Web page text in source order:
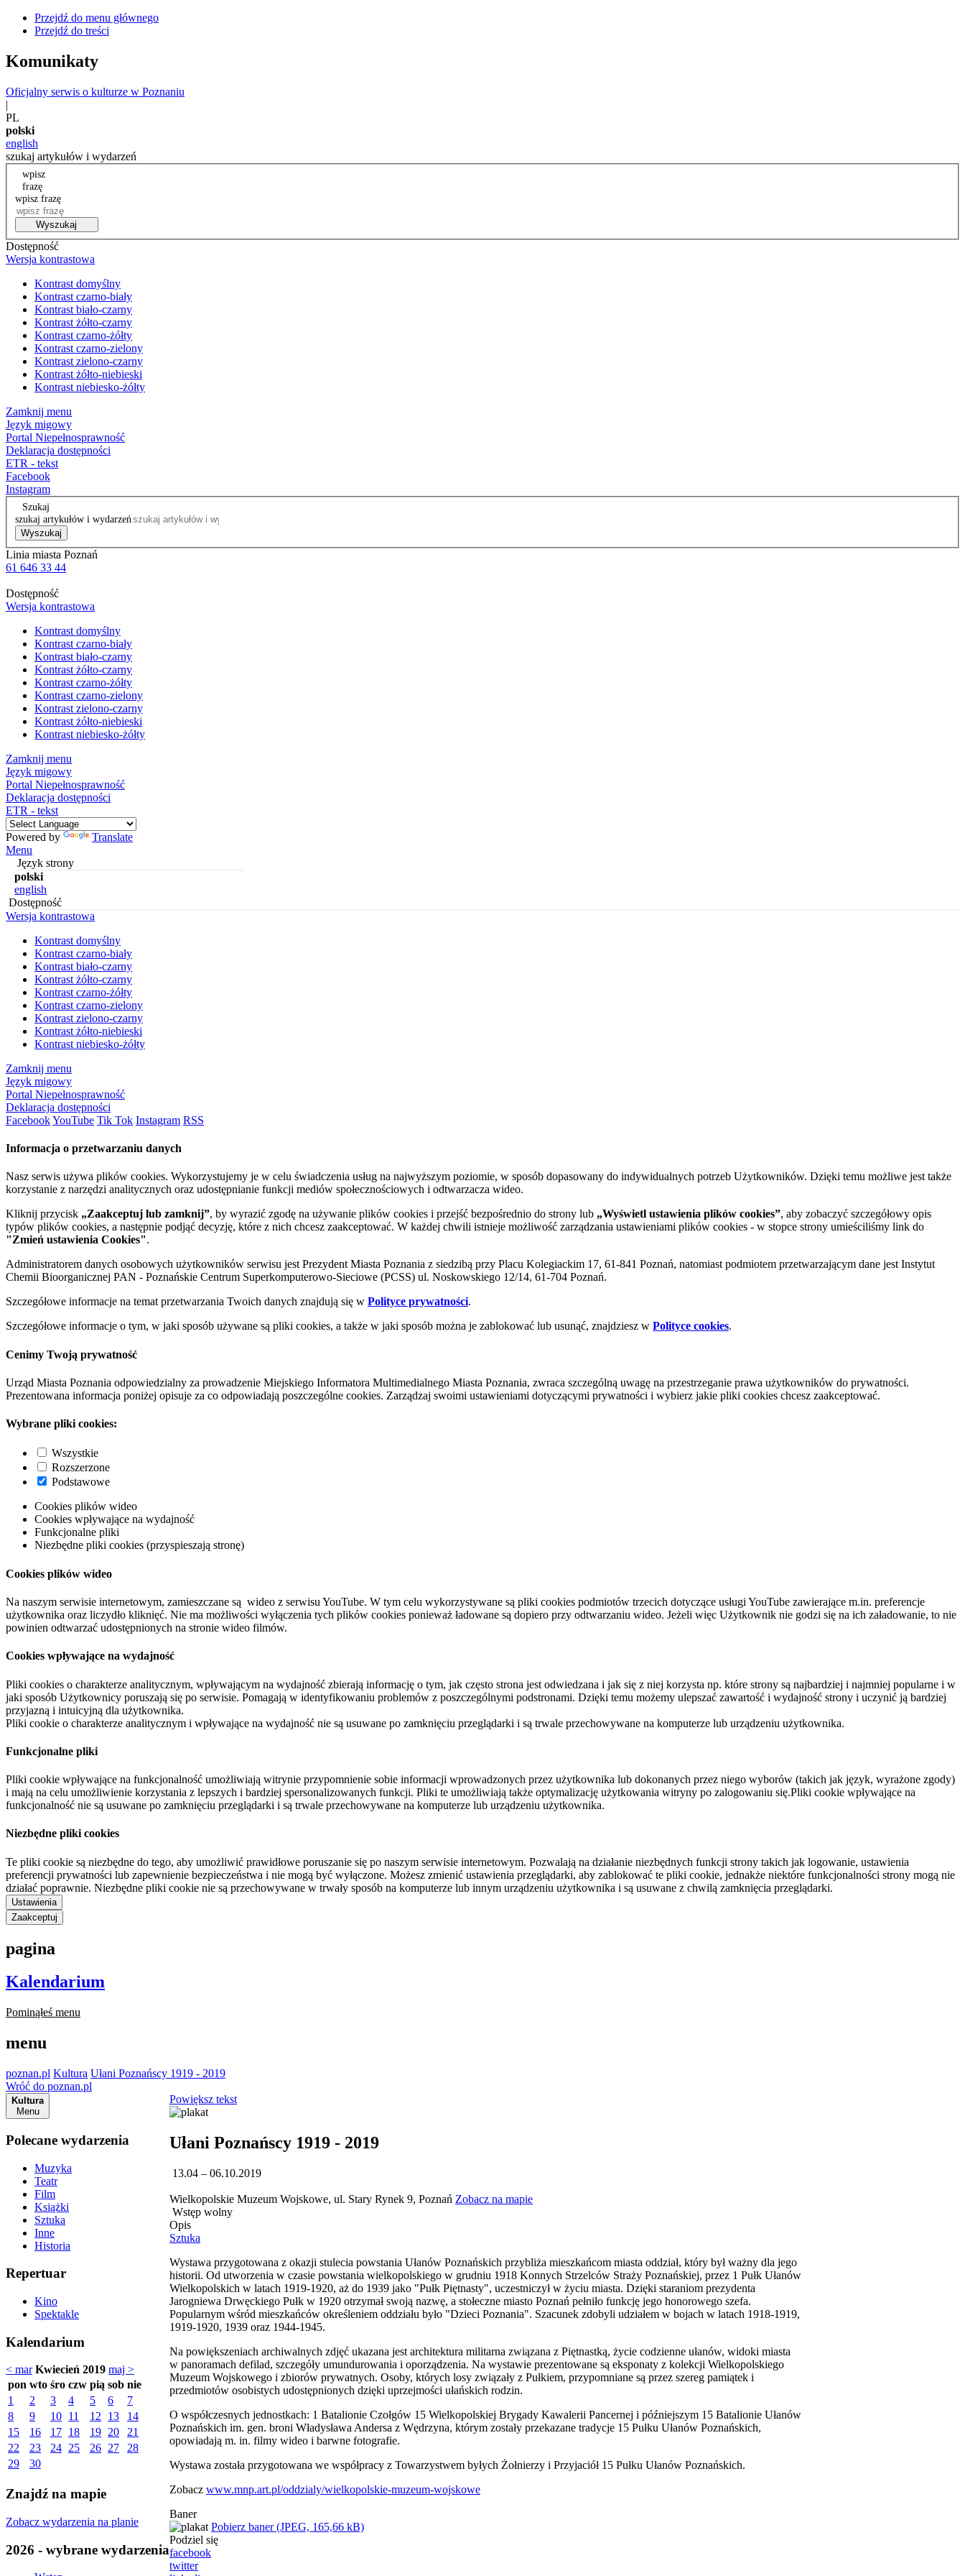
Przejdź do menu głównego
Przejdź do treści
Komunikaty
Oficjalny serwis o kulturze w Poznaniu
|
PL
polski
english
szukaj artykułów i wydarzeń
wpisz
frazę
wpisz frazę
Wyszukaj
Dostępność
Wersja kontrastowa
Kontrast domyślny
Kontrast czarno-biały
Kontrast biało-czarny
Kontrast żółto-czarny
Kontrast czarno-żółty
Kontrast czarno-zielony
Kontrast zielono-czarny
Kontrast żółto-niebieski
Kontrast niebiesko-żółty
Zamknij menu
Język migowy
Portal Niepełnosprawność
Deklaracja dostępności
ETR - tekst
Facebook
Instagram
Szukaj
szukaj artykułów i wydarzeń
Wyszukaj
Linia miasta Poznań
61 646 33 44
Dostępność
Wersja kontrastowa
Kontrast domyślny
Kontrast czarno-biały
Kontrast biało-czarny
Kontrast żółto-czarny
Kontrast czarno-żółty
Kontrast czarno-zielony
Kontrast zielono-czarny
Kontrast żółto-niebieski
Kontrast niebiesko-żółty
Zamknij menu
Język migowy
Portal Niepełnosprawność
Deklaracja dostępności
ETR - tekst
Powered by
Translate
Menu
Język strony
polski
english
Dostępność
Wersja kontrastowa
Kontrast domyślny
Kontrast czarno-biały
Kontrast biało-czarny
Kontrast żółto-czarny
Kontrast czarno-żółty
Kontrast czarno-zielony
Kontrast zielono-czarny
Kontrast żółto-niebieski
Kontrast niebiesko-żółty
Zamknij menu
Język migowy
Portal Niepełnosprawność
Deklaracja dostępności
FacebookYouTube Tik Tok Instagram RSS
Informacja o przetwarzaniu danych
Nasz serwis używa plików cookies. Wykorzystujemy je w celu świadczenia usług na najwyższym poziomie, w sposób dopasowany do indywidualnych potrzeb Użytkowników. Dzięki temu możliwe jest także
korzystanie z narzędzi analitycznych oraz udostępnianie funkcji mediów społecznościowych i odtwarzacza wideo.
Kliknij przycisk „Zaakceptuj lub zamknij”, by wyrazić zgodę na używanie plików cookies i przejść bezpośrednio do strony lub „Wyświetl ustawienia plików cookies”, aby zobaczyć szczegółowy opis
typów plików cookies, a następnie podjąć decyzję, które z nich chcesz zaakceptować. W każdej chwili istnieje możliwość zarządzania ustawieniami plików cookies - w stopce strony umieściliśmy link do
"Zmień ustawienia Cookies".
Administratorem danych osobowych użytkowników serwisu jest Prezydent Miasta Poznania z siedzibą przy Placu Kolegiackim 17, 61-841 Poznań, natomiast podmiotem przetwarzającym dane jest Instytut
Chemii Bioorganicznej PAN - Poznańskie Centrum Superkomputerowo-Sieciowe (PCSS) ul. Noskowskiego 12/14, 61-704 Poznań.
Szczegółowe informacje na temat przetwarzania Twoich danych znajdują się w Polityce prywatności.
Szczegółowe informacje o tym, w jaki sposób używane są pliki cookies, a także w jaki sposób można je zablokować lub usunąć, znajdziesz w Polityce cookies.
Cenimy Twoją prywatność
Urząd Miasta Poznania odpowiedzialny za prowadzenie Miejskiego Informatora Multimedialnego Miasta Poznania, zwraca szczególną uwagę na przestrzeganie prawa użytkowników do prywatności.
Prezentowana informacja poniżej opisuje za co odpowiadają poszczególne cookies. Zarządzaj swoimi ustawieniami dotyczącymi prywatności i wybierz jakie pliki cookies chcesz zaakceptować.
Wybrane pliki cookies:
Wszystkie
Rozszerzone
Podstawowe
Cookies plików wideo
Cookies wpływające na wydajność
Funkcjonalne pliki
Niezbędne pliki cookies (przyspieszają stronę)
Cookies plików wideo
Na naszym serwisie internetowym, zamieszczane są wideo z serwisu YouTube. W tym celu wykorzystywane są pliki cookies podmiotów trzecich dotyczące usługi YouTube zawierające m.in. preferencje
użytkownika oraz liczydło kliknięć. Nie ma możliwości wyłączenia tych plików cookies ponieważ ładowane są dopiero przy odtwarzaniu wideo. Jeżeli więc Użytkownik nie godzi się na ich załadowanie, to nie
powinien odtwarzać udostępnionych na stronie wideo filmów.
Cookies wpływające na wydajność
Pliki cookies o charakterze analitycznym, wpływającym na wydajność zbierają informację o tym, jak często strona jest odwiedzana i jak się z niej korzysta np. które strony są najbardziej i najmniej popularne i w
jaki sposób Użytkownicy poruszają się po serwisie. Pomagają w identyfikowaniu problemów z poszczególnymi podstronami. Dzięki temu możemy ulepszać zawartość i wydajność strony i uczynić ją bardziej
przyjazną i intuicyjną dla użytkownika.
Pliki cookie o charakterze analitycznym i wpływające na wydajność nie są usuwane po zamknięciu przeglądarki i są trwale przechowywane na komputerze lub urządzeniu użytkownika.
Funkcjonalne pliki
Pliki cookie wpływające na funkcjonalność umożliwiają witrynie przypomnienie sobie informacji wprowadzonych przez użytkownika lub dokonanych przez niego wyborów (takich jak język, wyrażone zgody)
i mają na celu umożliwienie korzystania z lepszych i bardziej spersonalizowanych funkcji. Pliki te umożliwiają także optymalizację użytkowania witryny po zalogowaniu się.Pliki cookie wpływające na
funkcjonalność nie są usuwane po zamknięciu przeglądarki i są trwale przechowywane na komputerze lub urządzeniu użytkownika.
Niezbędne pliki cookies
Te pliki cookie są niezbędne do tego, aby umożliwić prawidłowe poruszanie się po naszym serwisie internetowym. Pozwalają na działanie niezbędnych funkcji strony takich jak logowanie, ustawienia
preferencji prywatności lub zapewnienie bezpieczeństwa i nie mogą być wyłączone. Możesz zmienić ustawienia przeglądarki, aby zablokować te pliki cookie, jednakże niektóre funkcjonalności strony mogą nie
działać poprawnie. Niezbędne pliki cookie nie są przechowywane w trwały sposób na komputerze lub innym urządzeniu użytkownika i są usuwane z chwilą zamknięcia przeglądarki.
Ustawienia
Zaakceptuj
pagina
Kalendarium
Pominąłeś menu
menu
poznan.pl Kultura Ułani Poznańscy 1919 - 2019
Wróć do poznan.pl
Kultura
Menu
Polecane wydarzenia
Muzyka
Teatr
Film
Książki
Sztuka
Inne
Historia
Repertuar
Kino
Spektakle
Kalendarium
< mar Kwiecień 2019 maj >
pon wto śro czw pią sob nie
1
2 3 4 5 6
7
8
9 10 11 12 13
14
15
16 17 18 19 20
21
22
23 24 25 26 27
28
29
30
Znajdź na mapie
Zobacz wydarzenia na planie
2026 - wybrane wydarzenia
Powiększ tekst
Ułani Poznańscy 1919 - 2019
13.04 – 06.10.2019
Wielkopolskie Muzeum Wojskowe, ul. Stary Rynek 9, Poznań Zobacz na mapie
Wstęp wolny
Opis
Sztuka
Wystawa przygotowana z okazji stulecia powstania Ułanów Poznańskich przybliża mieszkańcom miasta oddział, który był ważny dla jego
historii. Od utworzenia w czasie powstania wielkopolskiego w grudniu 1918 Konnych Strzelców Straży Poznańskiej, przez 1 Pułk Ułanów
Wielkopolskich w latach 1919-1920, aż do 1939 jako "Pułk Piętnasty", uczestniczył w życiu miasta. Dzięki staraniom prezydenta
Jarogniewa Drwęckiego Pułk w 1920 otrzymał swoją nazwę, a stołeczne miasto Poznań pełniło funkcję jego honorowego szefa.
Popularnym wśród mieszkańców określeniem oddziału było "Dzieci Poznania". Szacunek zdobyli udziałem w bojach w latach 1918-1919,
1919-1920, 1939 oraz 1944-1945.
Na powiększeniach archiwalnych zdjęć ukazana jest architektura militarna związana z Piętnastką, życie codzienne ułanów, widoki miasta
w panoramach defilad, szczegóły umundurowania i oporządzenia. Na wystawie prezentowane są eksponaty z kolekcji Wielkopolskiego
Muzeum Wojskowego i zbiorów prywatnych. Osoby, których losy związały z Pułkiem, przypomniane są przez szereg pamiątek i
przedmiotów osobistych udostępnionych dzięki uprzejmości ułańskich rodzin.
O współczesnych jednostkach: 1 Batalionie Czołgów 15 Wielkopolskiej Brygady Kawalerii Pancernej i późniejszym 15 Batalionie Ułanów
Poznańskich im. gen. broni Władysława Andersa z Wędrzyna, którym zostały przekazane tradycje 15 Pułku Ułanów Poznańskich,
opowiadają m. in. filmy wideo i barwne fotografie.
Wystawa została przygotowana we współpracy z Towarzystwem byłych Żołnierzy i Przyjaciół 15 Pułku Ułanów Poznańskich.
Zobacz www.mnp.art.pl/oddzialy/wielkopolskie-muzeum-wojskowe
Baner
Pobierz baner (JPEG, 165,66 kB)
Podziel się
facebook
twitter